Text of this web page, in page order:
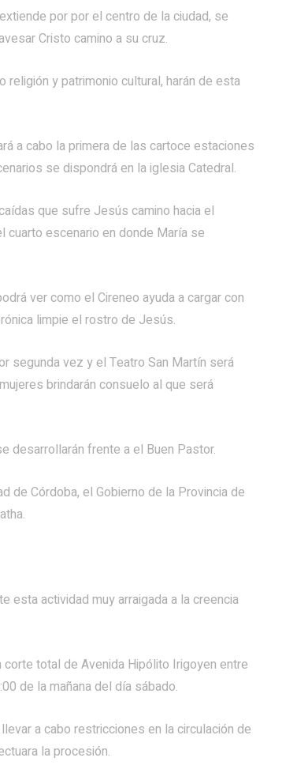
por por el centro de la ciudad, se
Cristo camino a su cruz.
y patrimonio cultural, harán de esta
a cabo la primera de las cartoce estaciones
se dispondrá en la iglesia Catedral.
que sufre Jesús camino hacia el
cuarto escenario en donde María se
ver como el Cireneo ayuda a cargar con
limpie el rostro de Jesús.
segunda vez y el Teatro San Martín será
brindarán consuelo al que será
desarrollarán frente a el Buen Pastor.
de Córdoba, el Gobierno de la Provincia de
esta actividad muy arraigada a la creencia
total de Avenida Hipólito Irigoyen entre
de la mañana del día sábado.
a cabo restricciones en la circulación de
la procesión.